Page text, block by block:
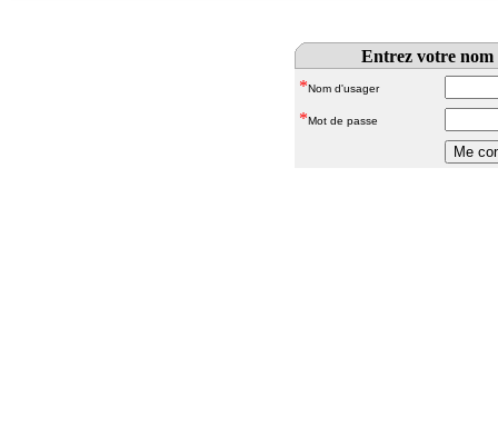
Entrez votre nom
*Nom d'usager
*Mot de passe